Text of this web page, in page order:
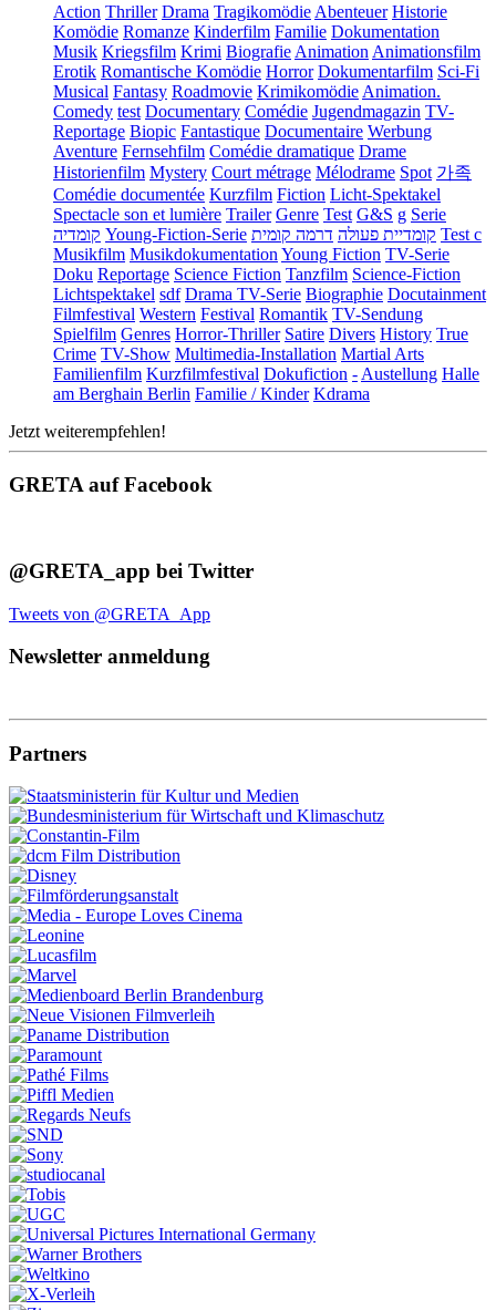
Action Thriller Drama Tragikomödie Abenteuer Historie
Komödie Romanze Kinderfilm Familie Dokumentation
Musik Kriegsfilm Krimi Biografie Animation Animationsfilm
Erotik Romantische Komödie Horror Dokumentarfilm Sci-Fi
Musical Fantasy Roadmovie Krimikomödie Animation.
Comedy test Documentary Comédie Jugendmagazin TV-
Reportage Biopic Fantastique Documentaire Werbung
Aventure Fernsehfilm Comédie dramatique Drame
Historienfilm Mystery Court métrage Mélodrame Spot 가족
Comédie documentée Kurzfilm Fiction Licht-Spektakel
Spectacle son et lumière Trailer Genre Test G&S g Serie
קומדיה Young-Fiction-Serie קומדיית פעולה דרמה קומית
Test c
Musikfilm Musikdokumentation Young Fiction TV-Serie
Doku Reportage Science Fiction Tanzfilm Science-Fiction
Lichtspektakel sdf Drama TV-Serie Biographie Docutainment
Filmfestival Western Festival Romantik TV-Sendung
Spielfilm Genres Horror-Thriller Satire Divers History True
Crime TV-Show Multimedia-Installation Martial Arts
Familienfilm Kurzfilmfestival Dokufiction - Austellung Halle
am Berghain Berlin Familie / Kinder Kdrama
Jetzt weiterempfehlen!
GRETA auf Facebook
@GRETA_app bei Twitter
Tweets von @GRETA_App
Newsletter anmeldung
Partners